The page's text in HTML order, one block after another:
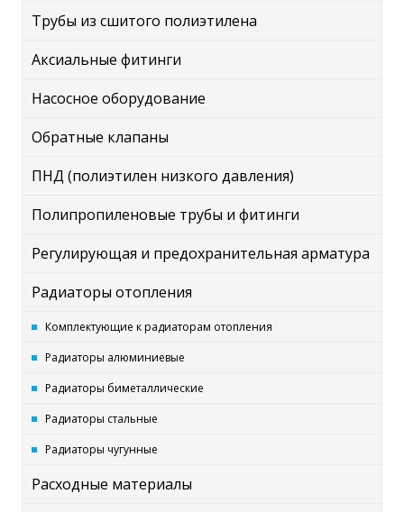
Трубы из сшитого полиэтилена
Аксиальные фитинги
Насосное оборудование
Обратные клапаны
ПНД (полиэтилен низкого давления)
Полипропиленовые трубы и фитинги
Регулирующая и предохранительная арматура
Радиаторы отопления
Комплектующие к радиаторам отопления
Радиаторы алюминиевые
Радиаторы биметаллические
Радиаторы стальные
Радиаторы чугунные
Расходные материалы